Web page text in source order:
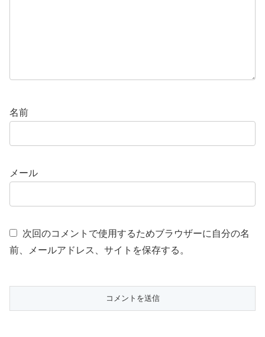
名前
メール
次回のコメントで使用するためブラウザーに自分の名
前、メールアドレス、サイトを保存する。